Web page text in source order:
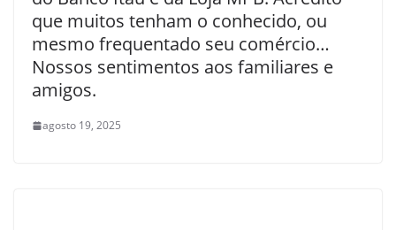
que muitos tenham o conhecido, ou
mesmo frequentado seu comércio…
Nossos sentimentos aos familiares e
amigos.
agosto 19, 2025